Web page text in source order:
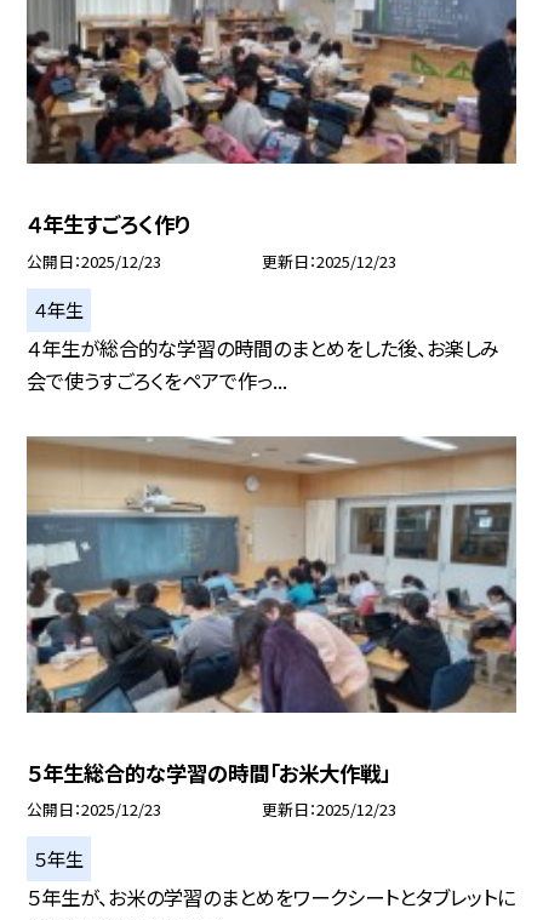
４年生すごろく作り
公開日 2025/12/23 更新日 2025/12/23
４年生
４年生が総合的な学習の時間のまとめをした後、お楽しみ
会で使うすごろくをペアで作っ...
５年生総合的な学習の時間「お米大作戦」
公開日 2025/12/23 更新日 2025/12/23
５年生
５年生が、お米の学習のまとめをワークシートとタブレットに